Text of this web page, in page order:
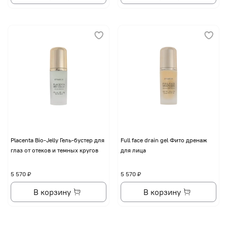
Placenta Bio-Jelly Гель-бустер для
глаз от отеков и темных кругов
5 570 ₽
В корзину
Full face drain gel Фито дренаж
для лица
5 570 ₽
В корзину